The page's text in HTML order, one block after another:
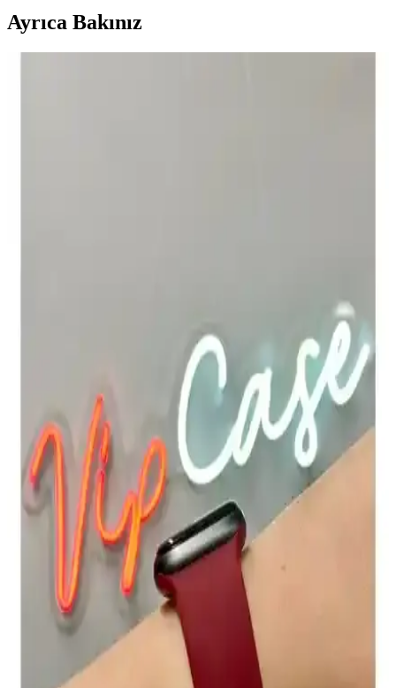
Ayrıca Bakınız
Mahzen Watch Uyumlu Seri: Şık ve Dayanıklı
Apple Watch Kordonu Özellikleri ve Kullanım
Mahzen Watch Uyumlu Seri, şık tasarımı ve dayanıklı
malzemeleriyle Apple Watch kullanıcılarına uygun, kolay takıp
çıkarılan ve çeşitli renk seçenekleriyle öne çıkan bir saat kayışıdır.
Apple Watch Series 6 ve Apple Hesap Güvenliği:
Güncel Sorunlar ve Çözüm Yolları
Apple Watch Series 6 ve Apple ID sorunlarına odaklanan bu içerik,
güvenlik önlemleri ve çözüm yollarını detaylandırarak kullanıcıların
deneyimini artırmayı hedefler.
Apple Watch için Uyumlu Silikon Kordon
İncelemesi ve Kullanıcı Deneyimleri
Apple Watch uyumlu silikon kordonlar, şık tasarımı, konforu ve
dayanıklılığıyla günlük kullanım için ideal. Renk seçenekleri ve
yüksek kalite malzeme, kullanıcı memnuniyetini artırıyor.